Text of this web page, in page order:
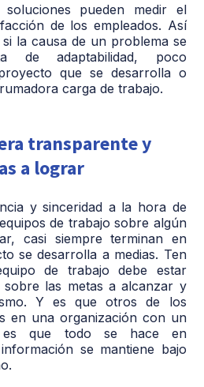
soluciones pueden medir el
de los empleados. Así
la causa de un problema se
adaptabilidad, poco
que se desarrolla o
carga de trabajo.
transparente y
a lograr
y sinceridad a la hora de
de trabajo sobre algún
casi siempre terminan en
se desarrolla a medias. Ten
de trabajo debe estar
sobre las metas a alcanzar y
Y es que otros de los
en una organización con un
es que todo se hace en
se mantiene bajo